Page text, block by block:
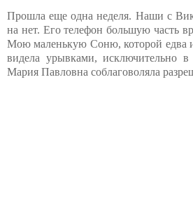
Прошла еще одна неделя. Наши с
на нет. Его телефон большую часть
Мою маленькую Соню, которой едва
видела урывками, исключительно в
Мария Павловна соблаговоляла